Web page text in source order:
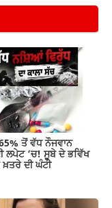
ar
e
ਤੋਂ ਵੱਧ ਨੌਜਵਾਨ
ਲਪੇਟ ‘ਚ! ਸੂਬੇ ਦੇ ਭਵਿੱਖ
ਖ਼ਤਰੇ ਦੀ ਘੰਟੀ